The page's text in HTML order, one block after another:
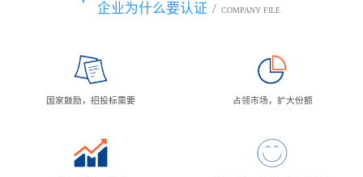
企业为什么要认证 / COMPANY FILE
国家鼓励，招投标需要 占领市场，扩大份额